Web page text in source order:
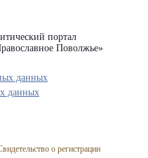
портал
Поволжье»
о регистрации
данных
данных